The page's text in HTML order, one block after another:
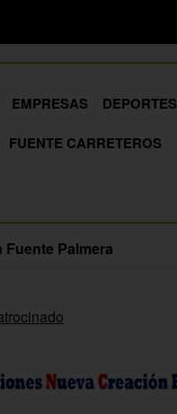
EMPRESAS
DEPORTES
FUENTE CARRETEROS
Fuente Palmera